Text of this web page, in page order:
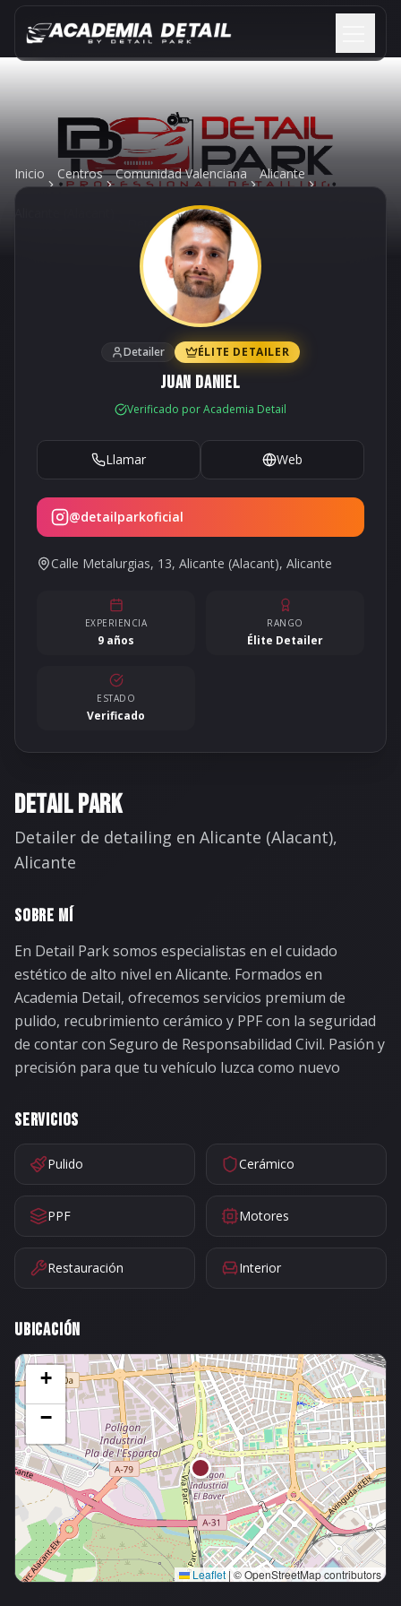
Inicio Centros Comunidad Valenciana Alicante
Detail Park
Detailer ÉLITE DETAILER
Juan Daniel
Verificado por Academia Detail
Llamar Web
@detailparkoficial
Calle Metalurgias, 13, Alicante (Alacant), Alicante
EXPERIENCIA
9 años
RANGO
Élite Detailer
ESTADO
Verificado
DETAIL PARK
Detailer de detailing en Alicante (Alacant),
Alicante
SOBRE MÍ
En Detail Park somos especialistas en el cuidado
estético de alto nivel en Alicante. Formados en
Academia Detail, ofrecemos servicios premium de
pulido, recubrimiento cerámico y PPF con la seguridad
de contar con Seguro de Responsabilidad Civil. Pasión y
precisión para que tu vehículo luzca como nuevo
SERVICIOS
Pulido Cerámico
PPF Motores
Restauración Interior
UBICACIÓN
+
−
Leaflet | © OpenStreetMap contributors